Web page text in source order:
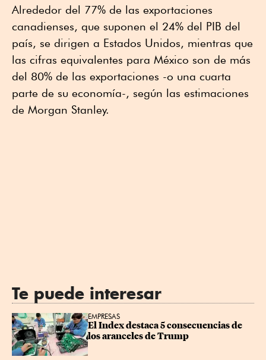
Alrededor del 77% de las exportaciones
canadienses, que suponen el 24% del PIB del
país, se dirigen a Estados Unidos, mientras que
las cifras equivalentes para México son de más
del 80% de las exportaciones -o una cuarta
parte de su economía-, según las estimaciones
de Morgan Stanley.
Te puede interesar
EMPRESAS
El Index destaca 5 consecuencias de
los aranceles de Trump